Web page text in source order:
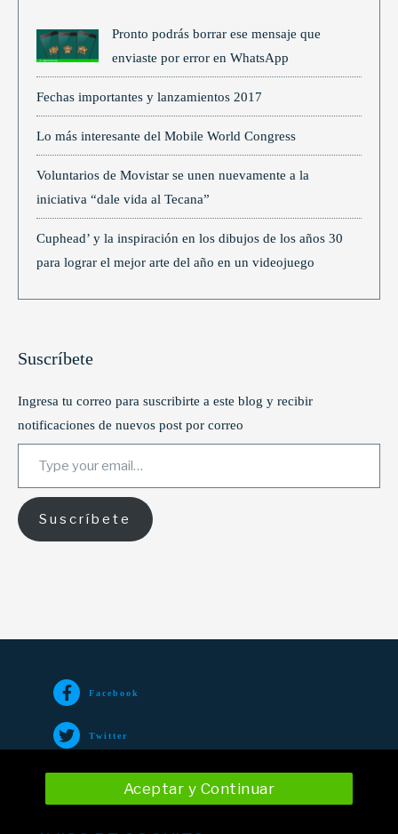
Pronto podrás borrar ese mensaje que
enviaste por error en WhatsApp
Fechas importantes y lanzamientos 2017
Lo más interesante del Mobile World Congress
Voluntarios de Movistar se unen nuevamente a la
iniciativa “dale vida al Tecana”
Cuphead’ y la inspiración en los dibujos de los años 30
para lograr el mejor arte del año en un videojuego
Suscríbete
Ingresa tu correo para suscribirte a este blog y recibir
notificaciones de nuevos post por correo
Type your email…
Suscríbete
Facebook
Twitter
Aceptar y Continuar